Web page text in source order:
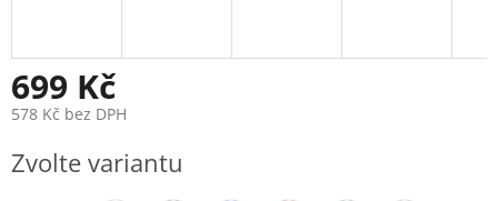
699 Kč
578 Kč bez DPH
cena:
Zvolte variantu